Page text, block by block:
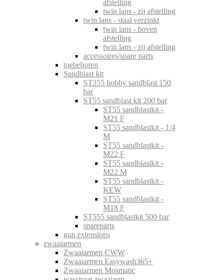
afstelling
twin lans - zij afstelling
twin lans - staal verzinkt
twin lans - boven
afstelling
twin lans - zij afstelling
accessoires/spare parts
toebehoren
Sandblast kit
ST355 hobby sandblast 150
bar
ST55 sandblast kit 200 bar
ST55 sandblastkit -
M21 F
ST55 sandblastkit - 1/4
M
ST55 sandblastkit -
M22 F
ST55 sandblastkit -
M22 M
ST55 sandblastkit -
KEW
ST55 sandblastkit -
M18 F
ST555 sandblastkit 500 bar
spareparts
gun extensions
zwaaiarmen
Zwaaiarmen CWW
Zwaaiarmen Easywash365+
Zwaaiarmen Mosmatic